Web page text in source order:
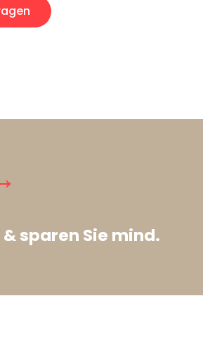
& sparen Sie mind.